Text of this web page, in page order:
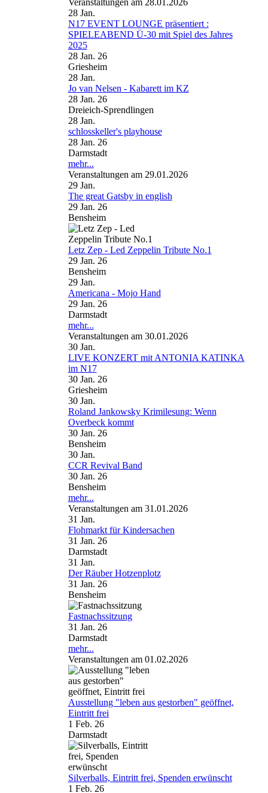
Veranstaltungen am 28.01.2026
28 Jan.
N17 EVENT LOUNGE präsentiert :
SPIELEABEND Ü-30 mit Spiel des Jahres
2025
28 Jan. 26
Griesheim
28 Jan.
Jo van Nelsen - Kabarett im KZ
28 Jan. 26
Dreieich-Sprendlingen
28 Jan.
schlosskeller's playhouse
28 Jan. 26
Darmstadt
mehr...
Veranstaltungen am 29.01.2026
29 Jan.
The great Gatsby in english
29 Jan. 26
Bensheim
Letz Zep - Led Zeppelin Tribute No.1
29 Jan. 26
Bensheim
29 Jan.
Americana - Mojo Hand
29 Jan. 26
Darmstadt
mehr...
Veranstaltungen am 30.01.2026
30 Jan.
LIVE KONZERT mit ANTONIA KATINKA
im N17
30 Jan. 26
Griesheim
30 Jan.
Roland Jankowsky Krimilesung: Wenn
Overbeck kommt
30 Jan. 26
Bensheim
30 Jan.
CCR Revival Band
30 Jan. 26
Bensheim
mehr...
Veranstaltungen am 31.01.2026
31 Jan.
Flohmarkt für Kindersachen
31 Jan. 26
Darmstadt
31 Jan.
Der Räuber Hotzenplotz
31 Jan. 26
Bensheim
Fastnachssitzung
31 Jan. 26
Darmstadt
mehr...
Veranstaltungen am 01.02.2026
Ausstellung "leben aus gestorben" geöffnet,
Eintritt frei
1 Feb. 26
Darmstadt
Silverballs, Eintritt frei, Spenden erwünscht
1 Feb. 26